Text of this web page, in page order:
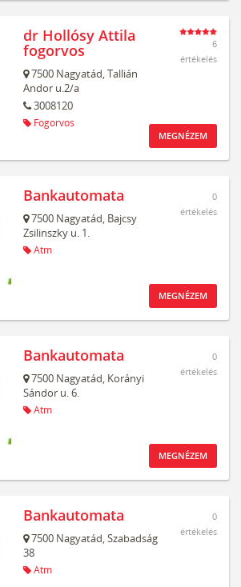
dr Hollósy Attila
fogorvos
7500 Nagyatád,Tallián
Andor u.2/a
3008120
Fogorvos
6
értékelés
MEGNÉZEM
Bankautomata
7500 Nagyatád, Bajcsy
Zsilinszky u. 1.
Atm
0
értékelés
MEGNÉZEM
Bankautomata
7500 Nagyatád, Korányi
Sándor u. 6.
Atm
0
értékelés
MEGNÉZEM
Bankautomata
7500 Nagyatád,Szabadság
38
Atm
0
értékelés